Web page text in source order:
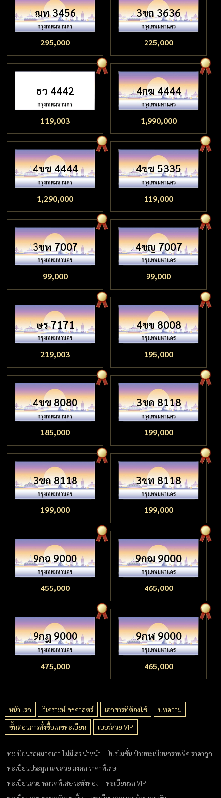
ฌท 3456
295,000
3ขถ 3636
225,000
ธว 4442
119,003
4กฆ 4444
1,990,000
4ขช 4444
1,290,000
4ขช 5335
119,000
3ขห 7007
99,000
4ขญ 7007
99,000
ษร 7171
219,003
4ขข 8008
195,000
4ขข 8080
185,000
3ขด 8118
199,000
3ขถ 8118
199,000
3ขท 8118
199,000
9กฉ 9000
455,000
9กฌ 9000
465,000
9กฎ 9000
475,000
9กฬ 9000
465,000
หน้าแรก วิเคราะห์เลขศาสตร์ เอกสารที่ต้องใช้
บทความ
ขั้นตอนการสั่งซื้อเลขทะเบียน
เบอร์สวย VIP
ทะเบียนรถหมวดเก่า ไม่มีเลขนำหน้า
โปรโมชั่น ป้ายทะเบียนกราฟฟิค ราคาถูก
ทะเบียนประมูล เลขสวย มงคล ราคาพิเศษ
ทะเบียนสวย หมวดพิเศษ ระฆังทอง
ทะเบียนรถ VIP